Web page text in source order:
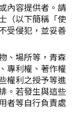
內容提供者。請
（以下簡稱「使
受侵犯，並妥善
、場所等，青森
專利權、著作權
權利之授予等進
。若發生與這些
者等自行負責處